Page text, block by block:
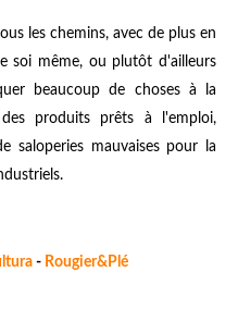
les chemins, avec de plus en
soi même, ou plutôt d'ailleurs
beaucoup de choses à la
produits prêts à l'emploi,
saloperies mauvaises pour la
- Rougier&Plé